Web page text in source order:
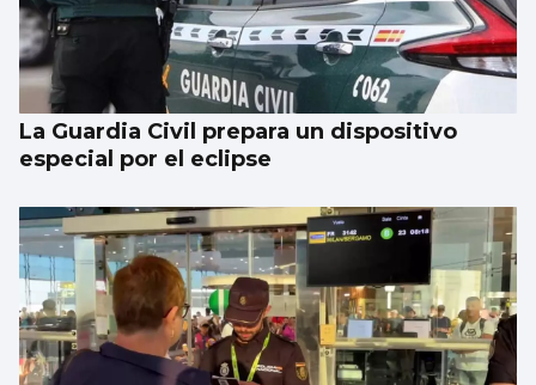
La Guardia Civil prepara un dispositivo
especial por el eclipse